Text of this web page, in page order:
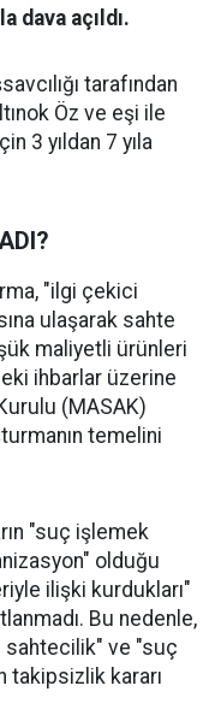
dava açıldı.
tarafından
Öz ve eşi ile
3 yıldan 7 yıla
"ilgi çekici
ulaşarak sahte
maliyetli ürünleri
ihbarlar üzerine
(MASAK)
temelini
"suç işlemek
olduğu
ilişki kurdukları"
Bu nedenle,
sahtecilik" ve "suç
takipsizlik kararı